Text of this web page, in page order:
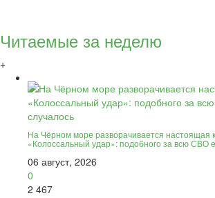
Читаемые за неделю
+
На Чёрном море разворачивается настоящая
«Колоссальный удар»: подобного за всю СВО
06 август, 2026
0
2 467